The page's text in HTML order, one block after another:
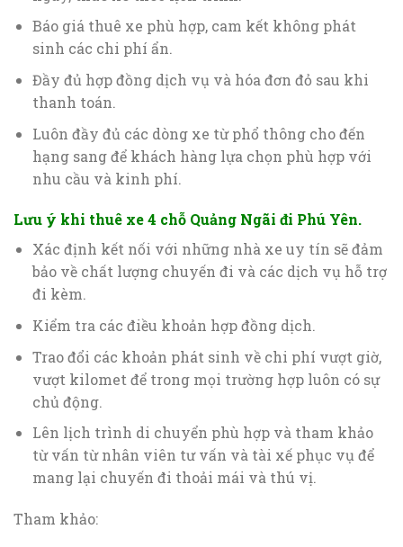
Báo giá thuê xe phù hợp, cam kết không phát
sinh các chi phí ẩn.
Đầy đủ hợp đồng dịch vụ và hóa đơn đỏ sau khi
thanh toán.
Luôn đầy đủ các dòng xe từ phổ thông cho đến
hạng sang để khách hàng lựa chọn phù hợp với
nhu cầu và kinh phí.
Lưu ý khi thuê xe 4 chỗ Quảng Ngãi đi Phú Yên.
Xác định kết nối với những nhà xe uy tín sẽ đảm
bảo về chất lượng chuyến đi và các dịch vụ hỗ trợ
đi kèm.
Kiểm tra các điều khoản hợp đồng dịch.
Trao đổi các khoản phát sinh về chi phí vượt giờ,
vượt kilomet để trong mọi trường hợp luôn có sự
chủ động.
Lên lịch trình di chuyển phù hợp và tham khảo
từ vấn từ nhân viên tư vấn và tài xế phục vụ để
mang lại chuyến đi thoải mái và thú vị.
Tham khảo: